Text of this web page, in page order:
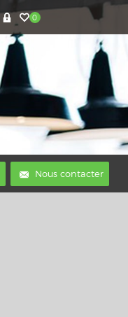
0
Nous contacter